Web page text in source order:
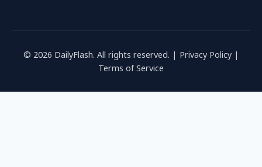
© 2026 DailyFlash. All rights reserved. | Privacy Policy|
Terms of Service